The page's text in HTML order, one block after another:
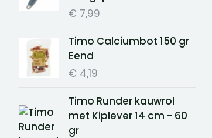
€ 7,99
Timo Calciumbot 150 gr
Eend
€ 4,19
Timo Runder kauwrol
met Kiplever 14 cm - 60
gr